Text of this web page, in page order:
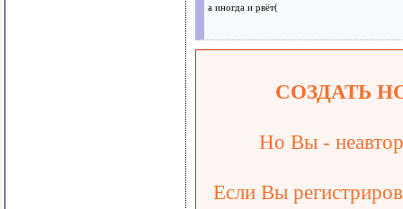
а иногда и рвёт(
СОЗДАТЬ
Но Вы -
Если Вы